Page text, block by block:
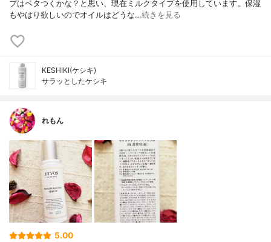
プはベタつくかな？と思い、現在ミルクタイプを使用しています。保湿
もやはり欲しいのでオイルはどうな…続きを見る
KESHIKI(ケシキ)
サラッとしたケシキ
れもん
5.00